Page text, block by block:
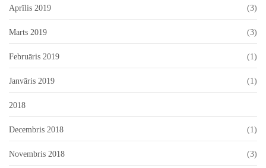
Aprīlis 2019 (3)
Marts 2019 (3)
Februāris 2019 (1)
Janvāris 2019 (1)
2018
Decembris 2018 (1)
Novembris 2018 (3)